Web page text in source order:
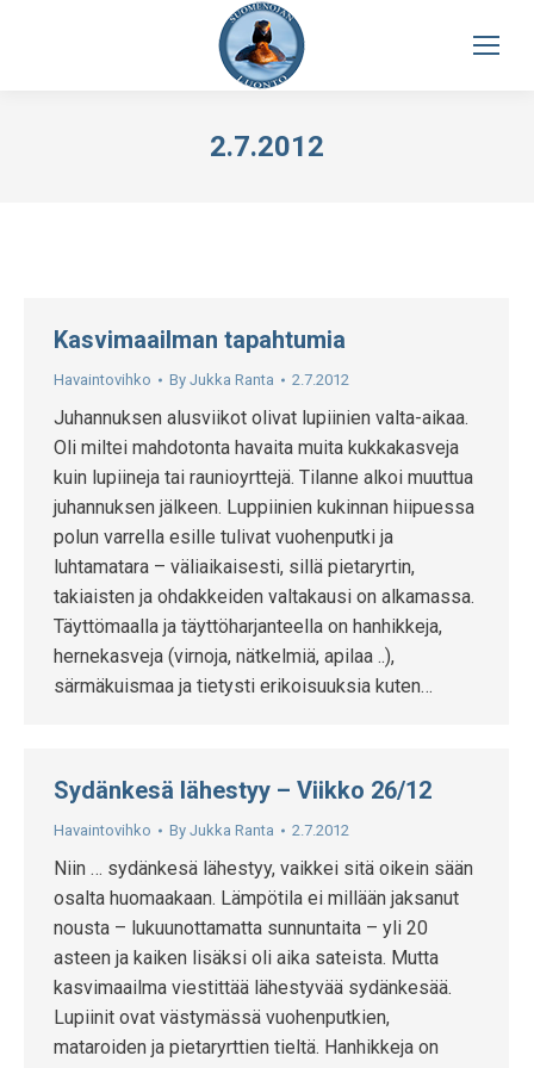
2.7.2012
Kasvimaailman tapahtumia
Havaintovihko By Jukka Ranta 2.7.2012
Juhannuksen alusviikot olivat lupiinien valta-aikaa.
Oli miltei mahdotonta havaita muita kukkakasveja
kuin lupiineja tai raunioyrttejä. Tilanne alkoi muuttua
juhannuksen jälkeen. Luppiinien kukinnan hiipuessa
polun varrella esille tulivat vuohenputki ja
luhtamatara – väliaikaisesti, sillä pietaryrtin,
takiaisten ja ohdakkeiden valtakausi on alkamassa.
Täyttömaalla ja täyttöharjanteella on hanhikkeja,
hernekasveja (virnoja, nätkelmiä, apilaa ..),
särmäkuismaa ja tietysti erikoisuuksia kuten…
Sydänkesä lähestyy – Viikko 26/12
Havaintovihko By Jukka Ranta 2.7.2012
Niin … sydänkesä lähestyy, vaikkei sitä oikein sään
osalta huomaakaan. Lämpötila ei millään jaksanut
nousta – lukuunottamatta sunnuntaita – yli 20
asteen ja kaiken lisäksi oli aika sateista. Mutta
kasvimaailma viestittää lähestyvää sydänkesää.
Lupiinit ovat västymässä vuohenputkien,
mataroiden ja pietaryrttien tieltä. Hanhikkeja on